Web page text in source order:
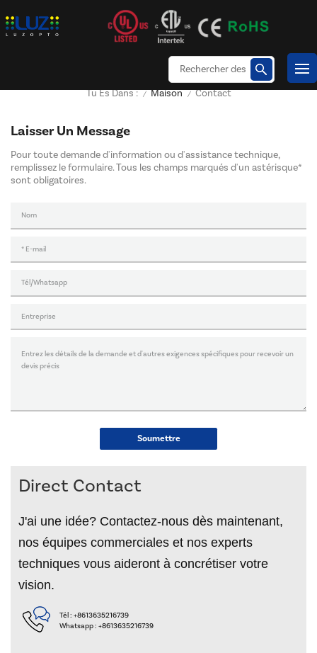
Tu Es Dans : / Maison / Contact
Laisser Un Message
Pour toute demande d'information ou d'assistance technique,
remplissez le formulaire. Tous les champs marqués d'un astérisque*
sont obligatoires.
Soumettre
Direct Contact
J'ai une idée? Contactez-nous dès maintenant,
nos équipes commerciales et nos experts
techniques vous aideront à concrétiser votre
vision.
Tél : +8613635216739
Whatsapp : +8613635216739